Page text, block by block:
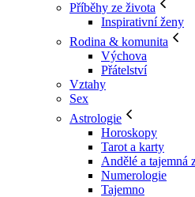
Příběhy ze života
Inspirativní ženy
Rodina & komunita
Výchova
Přátelství
Vztahy
Sex
Astrologie
Horoskopy
Tarot a karty
Andělé a tajemná
Numerologie
Tajemno